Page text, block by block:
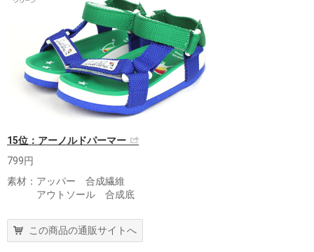
15位：アーノルドパーマー
799円
素材：アッパー 合成繊維
アウトソール 合成底
この商品の通販サイトへ